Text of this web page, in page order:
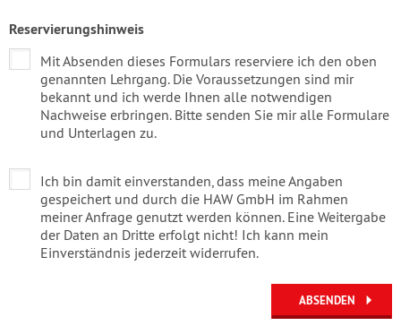
Reservierungshinweis
Mit Absenden dieses Formulars reserviere ich den oben
genannten Lehrgang. Die Voraussetzungen sind mir
bekannt und ich werde Ihnen alle notwendigen
Nachweise erbringen. Bitte senden Sie mir alle Formulare
und Unterlagen zu.
Ich bin damit einverstanden, dass meine Angaben
gespeichert und durch die HAW GmbH im Rahmen
meiner Anfrage genutzt werden können. Eine Weitergabe
der Daten an Dritte erfolgt nicht! Ich kann mein
Einverständnis jederzeit widerrufen.
ABSENDEN